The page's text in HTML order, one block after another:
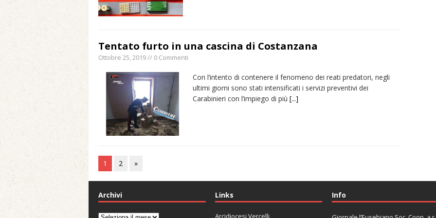
Tentato furto in una cascina di Costanzana
Ottobre 25, 2019 // 0 Commenti
Con l’intento di contenere il fenomeno dei reati predatori, negli
ultimi giorni sono stati intensificati i servizi preventivi dei
Carabinieri con l’impiego di più [...]
1 2 »
Archivi Links
Arcidiocesi Vercelli
Info